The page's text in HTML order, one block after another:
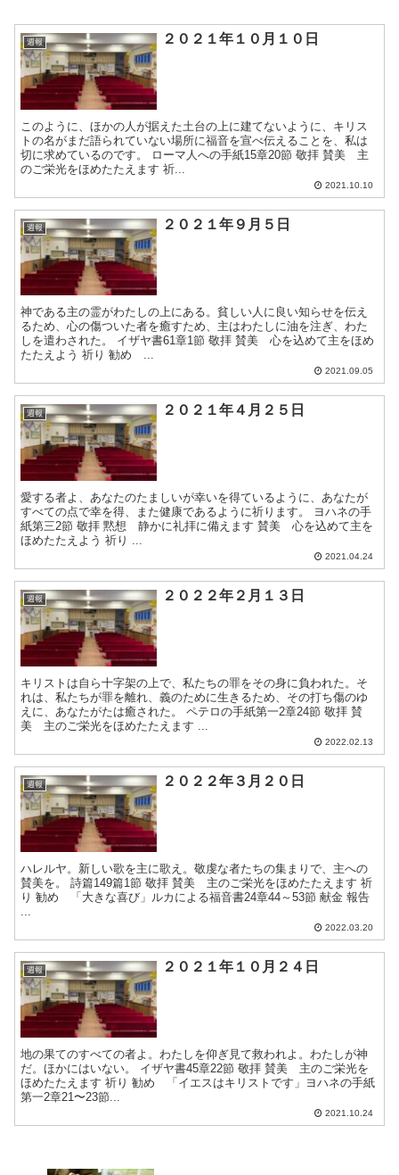
週報 ２０２１年１０月１０日
このように、ほかの人が据えた土台の上に建てないように、キリス
トの名がまだ語られていない場所に福音を宣べ伝えることを、私は
切に求めているのです。 ローマ人への手紙15章20節 敬拝 賛美 主
のご栄光をほめたたえます 祈...
2021.10.10
週報 ２０２１年９月５日
神である主の霊がわたしの上にある。貧しい人に良い知らせを伝え
るため、心の傷ついた者を癒すため、主はわたしに油を注ぎ、わた
しを遣わされた。 イザヤ書61章1節 敬拝 賛美 心を込めて主をほめ
たたえよう 祈り 勧め ...
2021.09.05
週報 ２０２１年４月２５日
愛する者よ、あなたのたましいが幸いを得ているように、あなたが
すべての点で幸を得、また健康であるように祈ります。 ヨハネの手
紙第三2節 敬拝 黙想 静かに礼拝に備えます 賛美 心を込めて主を
ほめたたえよう 祈り ...
2021.04.24
週報 ２０２２年２月１３日
キリストは自ら十字架の上で、私たちの罪をその身に負われた。そ
れは、私たちが罪を離れ、義のために生きるため、その打ち傷のゆ
えに、あなたがたは癒された。 ペテロの手紙第一2章24節 敬拝 賛
美 主のご栄光をほめたたえます ...
2022.02.13
週報 ２０２２年３月２０日
ハレルヤ。新しい歌を主に歌え。敬虔な者たちの集まりで、主への
賛美を。 詩篇149篇1節 敬拝 賛美 主のご栄光をほめたたえます 祈
り 勧め 「大きな喜び」ルカによる福音書24章44～53節 献金 報告
2022.03.20
週報 ２０２１年１０月２４日
地の果てのすべての者よ。わたしを仰ぎ見て救われよ。わたしが神
だ。ほかにはいない。 イザヤ書45章22節 敬拝 賛美 主のご栄光を
ほめたたえます 祈り 勧め 「イエスはキリストです」ヨハネの手紙
第一2章21〜23節...
2021.10.24